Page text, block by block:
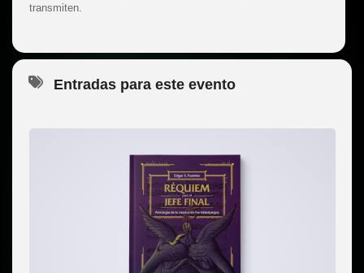
transmiten.
Entradas para este evento